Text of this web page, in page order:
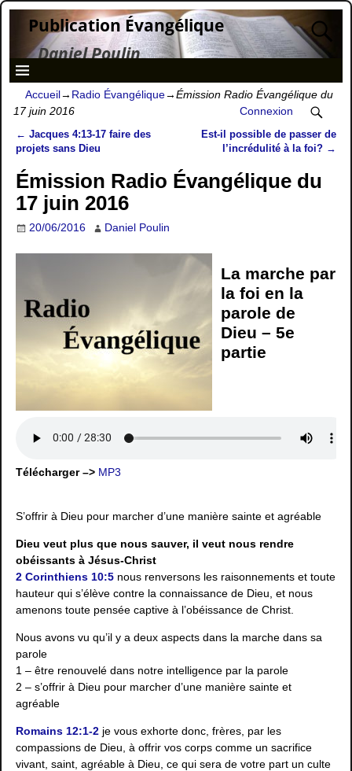
Publication Évangélique
Daniel Poulin
Accueil→ Radio Évangélique→Émission Radio Évangélique du
17 juin 2016
Connexion
Navigation des articles
← Jacques 4:13-17 faire des
projets sans Dieu
Est-il possible de passer de
l’incrédulité à la foi? →
Émission Radio Évangélique du
17 juin 2016
20/06/2016 Daniel Poulin
La marche par
la foi en la
parole de
Dieu – 5e
partie
Télécharger –> MP3
S’offrir à Dieu pour marcher d’une manière sainte et agréable
Dieu veut plus que nous sauver, il veut nous rendre
obéissants à Jésus-Christ
2 Corinthiens 10:5 nous renversons les raisonnements et toute
hauteur qui s’élève contre la connaissance de Dieu, et nous
amenons toute pensée captive à l’obéissance de Christ.
Nous avons vu qu’il y a deux aspects dans la marche dans sa
parole
1 – être renouvelé dans notre intelligence par la parole
2 – s’offrir à Dieu pour marcher d’une manière sainte et
agréable
Romains 12:1-2 je vous exhorte donc, frères, par les
compassions de Dieu, à offrir vos corps comme un sacrifice
vivant, saint, agréable à Dieu, ce qui sera de votre part un culte